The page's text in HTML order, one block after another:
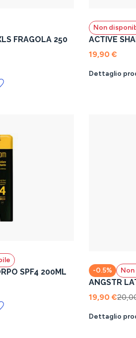
FRAGOLA 250
Non
ACTIVE
19,90 €
Dettaglio
SPF4 200ML
-0.5%
ANGSTR
19,90 €
Dettaglio